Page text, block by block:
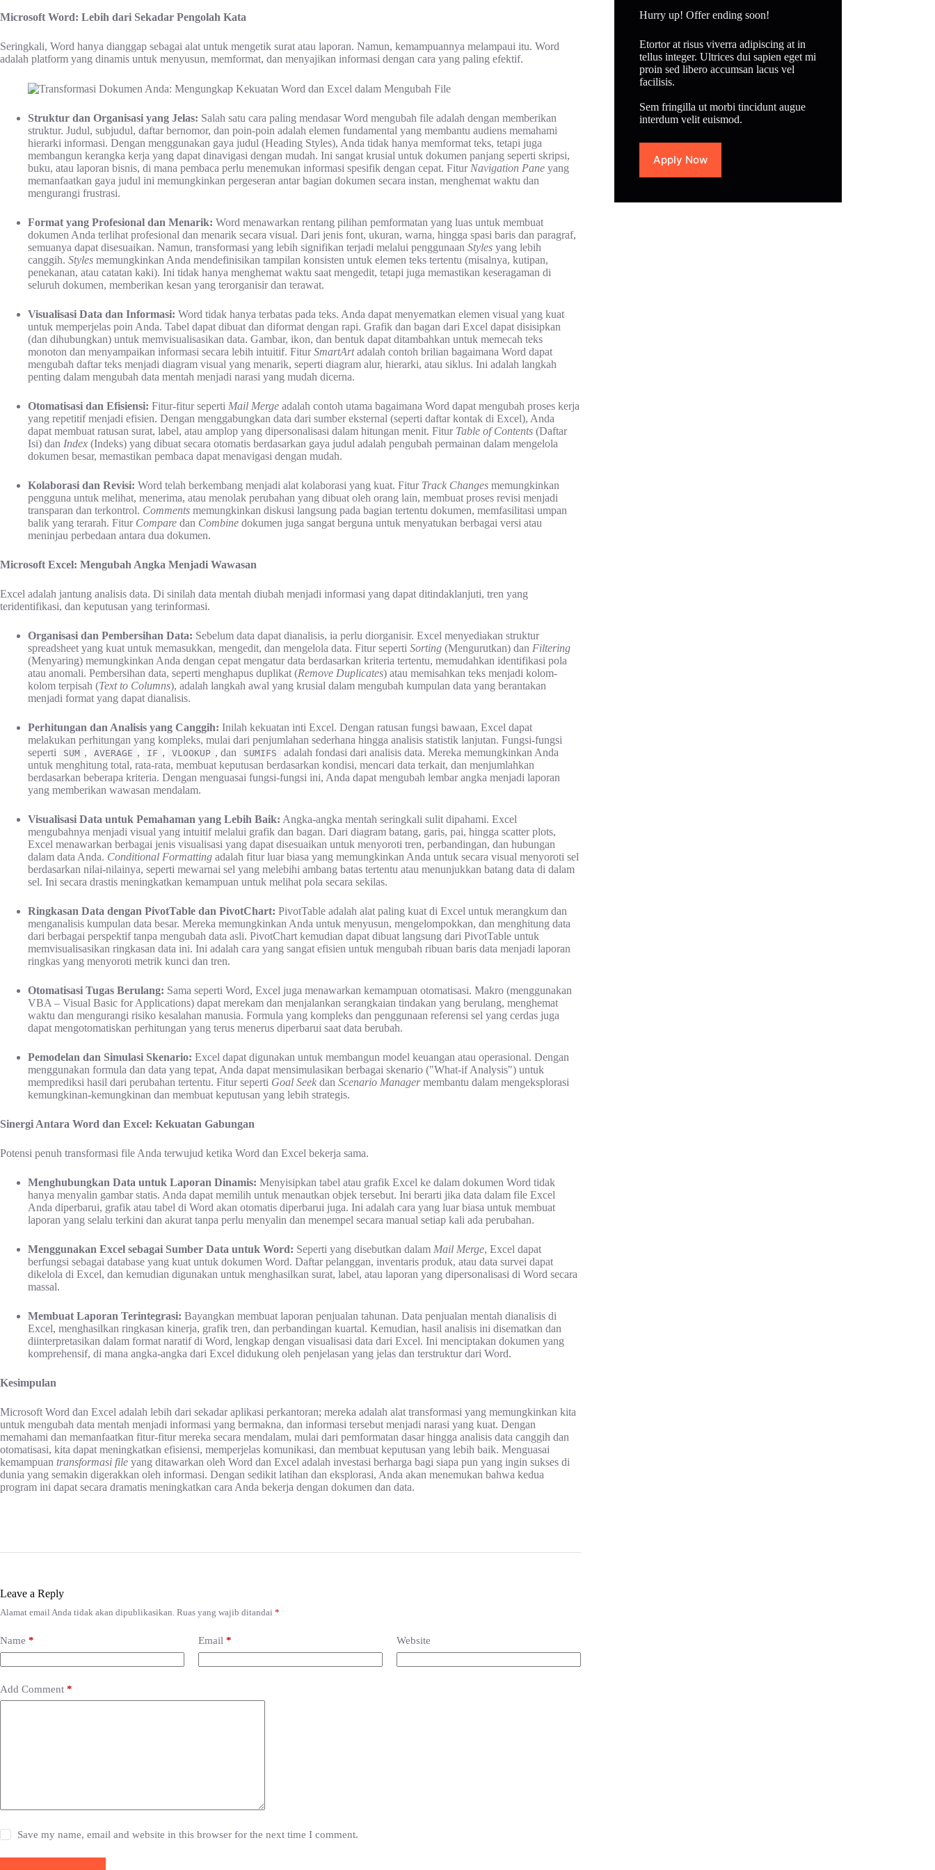
Microsoft Word: Lebih dari Sekadar Pengolah Kata
Seringkali, Word hanya dianggap sebagai alat untuk mengetik surat atau laporan. Namun, kemampuannya melampaui itu. Word
adalah platform yang dinamis untuk menyusun, memformat, dan menyajikan informasi dengan cara yang paling efektif.
Struktur dan Organisasi yang Jelas: Salah satu cara paling mendasar Word mengubah file adalah dengan memberikan
struktur. Judul, subjudul, daftar bernomor, dan poin-poin adalah elemen fundamental yang membantu audiens memahami
hierarki informasi. Dengan menggunakan gaya judul (Heading Styles), Anda tidak hanya memformat teks, tetapi juga
membangun kerangka kerja yang dapat dinavigasi dengan mudah. Ini sangat krusial untuk dokumen panjang seperti skripsi,
buku, atau laporan bisnis, di mana pembaca perlu menemukan informasi spesifik dengan cepat. Fitur Navigation Pane yang
memanfaatkan gaya judul ini memungkinkan pergeseran antar bagian dokumen secara instan, menghemat waktu dan
mengurangi frustrasi.
Format yang Profesional dan Menarik: Word menawarkan rentang pilihan pemformatan yang luas untuk membuat
dokumen Anda terlihat profesional dan menarik secara visual. Dari jenis font, ukuran, warna, hingga spasi baris dan paragraf,
semuanya dapat disesuaikan. Namun, transformasi yang lebih signifikan terjadi melalui penggunaan Styles yang lebih
canggih. Styles memungkinkan Anda mendefinisikan tampilan konsisten untuk elemen teks tertentu (misalnya, kutipan,
penekanan, atau catatan kaki). Ini tidak hanya menghemat waktu saat mengedit, tetapi juga memastikan keseragaman di
seluruh dokumen, memberikan kesan yang terorganisir dan terawat.
Visualisasi Data dan Informasi: Word tidak hanya terbatas pada teks. Anda dapat menyematkan elemen visual yang kuat
untuk memperjelas poin Anda. Tabel dapat dibuat dan diformat dengan rapi. Grafik dan bagan dari Excel dapat disisipkan
(dan dihubungkan) untuk memvisualisasikan data. Gambar, ikon, dan bentuk dapat ditambahkan untuk memecah teks
monoton dan menyampaikan informasi secara lebih intuitif. FiturSmartArtadalah contoh brilian bagaimana Word dapat
mengubah daftar teks menjadi diagram visual yang menarik, seperti diagram alur, hierarki, atau siklus. Ini adalah langkah
penting dalam mengubah data mentah menjadi narasi yang mudah dicerna.
Otomatisasi dan Efisiensi: Fitur-fitur seperti Mail Merge adalah contoh utama bagaimana Word dapat mengubah proses kerja
yang repetitif menjadi efisien. Dengan menggabungkan data dari sumber eksternal (seperti daftar kontak di Excel), Anda
dapat membuat ratusan surat, label, atau amplop yang dipersonalisasi dalam hitungan menit. Fitur Table of Contents (Daftar
Isi) dan Index (Indeks) yang dibuat secara otomatis berdasarkan gaya judul adalah pengubah permainan dalam mengelola
dokumen besar, memastikan pembaca dapat menavigasi dengan mudah.
Kolaborasi dan Revisi: Word telah berkembang menjadi alat kolaborasi yang kuat. Fitur Track Changes memungkinkan
pengguna untuk melihat, menerima, atau menolak perubahan yang dibuat oleh orang lain, membuat proses revisi menjadi
transparan dan terkontrol. Comments memungkinkan diskusi langsung pada bagian tertentu dokumen, memfasilitasi umpan
balik yang terarah. Fitur Compare dan Combine dokumen juga sangat berguna untuk menyatukan berbagai versi atau
meninjau perbedaan antara dua dokumen.
Microsoft Excel: Mengubah Angka Menjadi Wawasan
Excel adalah jantung analisis data. Di sinilah data mentah diubah menjadi informasi yang dapat ditindaklanjuti, tren yang
teridentifikasi, dan keputusan yang terinformasi.
Organisasi dan Pembersihan Data: Sebelum data dapat dianalisis, ia perlu diorganisir. Excel menyediakan struktur
spreadsheet yang kuat untuk memasukkan, mengedit, dan mengelola data. Fitur seperti Sorting (Mengurutkan) dan Filtering
(Menyaring) memungkinkan Anda dengan cepat mengatur data berdasarkan kriteria tertentu, memudahkan identifikasi pola
atau anomali. Pembersihan data, seperti menghapus duplikat (Remove Duplicates) atau memisahkan teks menjadi kolom-
kolom terpisah (Text to Columns), adalah langkah awal yang krusial dalam mengubah kumpulan data yang berantakan
menjadi format yang dapat dianalisis.
Perhitungan dan Analisis yang Canggih: Inilah kekuatan inti Excel. Dengan ratusan fungsi bawaan, Excel dapat
melakukan perhitungan yang kompleks, mulai dari penjumlahan sederhana hingga analisis statistik lanjutan. Fungsi-fungsi
seperti
SUM , AVERAGE , IF , VLOOKUP , dan SUMIFS
adalah fondasi dari analisis data. Mereka memungkinkan Anda
untuk menghitung total, rata-rata, membuat keputusan berdasarkan kondisi, mencari data terkait, dan menjumlahkan
berdasarkan beberapa kriteria. Dengan menguasai fungsi-fungsi ini, Anda dapat mengubah lembar angka menjadi laporan
yang memberikan wawasan mendalam.
Visualisasi Data untuk Pemahaman yang Lebih Baik: Angka-angka mentah seringkali sulit dipahami. Excel
mengubahnya menjadi visual yang intuitif melalui grafik dan bagan. Dari diagram batang, garis, pai, hingga scatter plots,
Excel menawarkan berbagai jenis visualisasi yang dapat disesuaikan untuk menyoroti tren, perbandingan, dan hubungan
dalam data Anda. Conditional Formatting adalah fitur luar biasa yang memungkinkan Anda untuk secara visual menyoroti sel
berdasarkan nilai-nilainya, seperti mewarnai sel yang melebihi ambang batas tertentu atau menunjukkan batang data di dalam
sel. Ini secara drastis meningkatkan kemampuan untuk melihat pola secara sekilas.
Ringkasan Data dengan PivotTable dan PivotChart: PivotTable adalah alat paling kuat di Excel untuk merangkum dan
menganalisis kumpulan data besar. Mereka memungkinkan Anda untuk menyusun, mengelompokkan, dan menghitung data
dari berbagai perspektif tanpa mengubah data asli. PivotChart kemudian dapat dibuat langsung dari PivotTable untuk
memvisualisasikan ringkasan data ini. Ini adalah cara yang sangat efisien untuk mengubah ribuan baris data menjadi laporan
ringkas yang menyoroti metrik kunci dan tren.
Otomatisasi Tugas Berulang: Sama seperti Word, Excel juga menawarkan kemampuan otomatisasi. Makro (menggunakan
VBA – Visual Basic for Applications) dapat merekam dan menjalankan serangkaian tindakan yang berulang, menghemat
waktu dan mengurangi risiko kesalahan manusia. Formula yang kompleks dan penggunaan referensi sel yang cerdas juga
dapat mengotomatiskan perhitungan yang terus menerus diperbarui saat data berubah.
Pemodelan dan Simulasi Skenario: Excel dapat digunakan untuk membangun model keuangan atau operasional. Dengan
menggunakan formula dan data yang tepat, Anda dapat mensimulasikan berbagai skenario ("What-if Analysis") untuk
memprediksi hasil dari perubahan tertentu. Fitur seperti Goal Seek dan Scenario Managermembantu dalam mengeksplorasi
kemungkinan-kemungkinan dan membuat keputusan yang lebih strategis.
Sinergi Antara Word dan Excel: Kekuatan Gabungan
Potensi penuh transformasi file Anda terwujud ketika Word dan Excel bekerja sama.
Menghubungkan Data untuk Laporan Dinamis: Menyisipkan tabel atau grafik Excel ke dalam dokumen Word tidak
hanya menyalin gambar statis. Anda dapat memilih untuk menautkan objek tersebut. Ini berarti jika data dalam file Excel
Anda diperbarui, grafik atau tabel di Word akan otomatis diperbarui juga. Ini adalah cara yang luar biasa untuk membuat
laporan yang selalu terkini dan akurat tanpa perlu menyalin dan menempel secara manual setiap kali ada perubahan.
Menggunakan Excel sebagai Sumber Data untuk Word: Seperti yang disebutkan dalam Mail Merge, Excel dapat
berfungsi sebagai database yang kuat untuk dokumen Word. Daftar pelanggan, inventaris produk, atau data survei dapat
dikelola di Excel, dan kemudian digunakan untuk menghasilkan surat, label, atau laporan yang dipersonalisasi di Word secara
massal.
Membuat Laporan Terintegrasi: Bayangkan membuat laporan penjualan tahunan. Data penjualan mentah dianalisis di
Excel, menghasilkan ringkasan kinerja, grafik tren, dan perbandingan kuartal. Kemudian, hasil analisis ini disematkan dan
diinterpretasikan dalam format naratif di Word, lengkap dengan visualisasi data dari Excel. Ini menciptakan dokumen yang
komprehensif, di mana angka-angka dari Excel didukung oleh penjelasan yang jelas dan terstruktur dari Word.
Kesimpulan
Microsoft Word dan Excel adalah lebih dari sekadar aplikasi perkantoran; mereka adalah alat transformasi yang memungkinkan kita
untuk mengubah data mentah menjadi informasi yang bermakna, dan informasi tersebut menjadi narasi yang kuat. Dengan
memahami dan memanfaatkan fitur-fitur mereka secara mendalam, mulai dari pemformatan dasar hingga analisis data canggih dan
otomatisasi, kita dapat meningkatkan efisiensi, memperjelas komunikasi, dan membuat keputusan yang lebih baik. Menguasai
kemampuan transformasi file yang ditawarkan oleh Word dan Excel adalah investasi berharga bagi siapa pun yang ingin sukses di
dunia yang semakin digerakkan oleh informasi. Dengan sedikit latihan dan eksplorasi, Anda akan menemukan bahwa kedua
program ini dapat secara dramatis meningkatkan cara Anda bekerja dengan dokumen dan data.
Leave a Reply
Alamat email Anda tidak akan dipublikasikan. Ruas yang wajib ditandai *
Name * Email * Website
Add Comment *
Save my name, email and website in this browser for the next time I comment.
Hurry up! Offer ending soon!
Etortor at risus viverra adipiscing at in
tellus integer. Ultrices dui sapien eget mi
proin sed libero accumsan lacus vel
facilisis.
Sem fringilla ut morbi tincidunt augue
interdum velit euismod.
Apply Now